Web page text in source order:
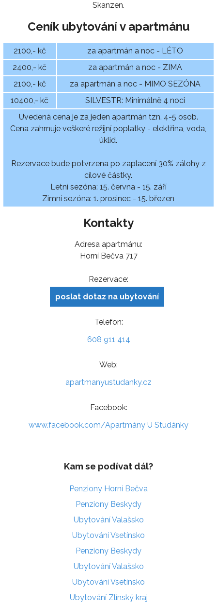
Skanzen.
Ceník ubytování v apartmánu
2100,- kč
za apartmán a noc - LÉTO
2400,- kč
za apartmán a noc - ZIMA
2100,- kč
za apartmán a noc - MIMO SEZÓNA
10400,- kč
SILVESTR: Minimálně 4 noci
Uvedená cena je za jeden apartmán tzn. 4-5 osob.
Cena zahrnuje veškeré režijní poplatky - elektřina, voda,
úklid.
Rezervace bude potvrzena po zaplacení 30% zálohy z
cílové částky.
Letní sezóna: 15. června - 15. září
Zimní sezóna: 1. prosinec - 15. březen
Kontakty
Adresa apartmánu:
Horní Bečva 717
Rezervace:
poslat dotaz na ubytování
Telefon:
608 911 414
Web:
apartmanyustudanky.cz
Facebook:
www.facebook.com/Apartmány U Studánky
Kam se podívat dál?
Penziony Horní Bečva
Penziony Beskydy
Ubytování Valašsko
Ubytování Vsetínsko
Penziony Beskydy
Ubytování Valašsko
Ubytování Vsetínsko
Ubytování Zlínský kraj